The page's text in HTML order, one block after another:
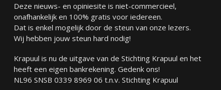
Deze nieuws- en opiniesite is niet-commercieel,
onafhankelijk en 100% gratis voor iedereen.
Dat is enkel mogelijk door de steun van onze lezers.
Wij hebben jouw steun hard nodig!
Krapuul is nu de uitgave van de Stichting Krapuul en het
heeft een eigen bankrekening. Gedenk ons!
NL96 SNSB 0339 8969 06 t.n.v. Stichting Krapuul